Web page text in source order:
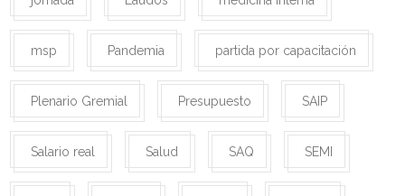
msp Pandemia partida por capacitación
Plenario Gremial Presupuesto SAIP
Salario real Salud SAQ SEMI